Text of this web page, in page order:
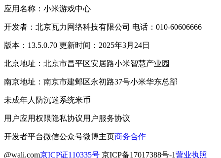
应用名称：小米游戏中心
开发者：北京瓦力网络科技有限公司 电话：010-60606666
版本：13.5.0.70 更新时间：2025年3月24日
北京地址：北京市昌平区安居路小米智慧产业园
南京地址：南京市建邺区永初路37号小米华东总部
未成年人防沉迷系统米币
用户应用权限隐私协议用户服务协议
开发者平台微信公众号微博主页商务合作
@wali.com京ICP证110335号 京ICP备17017388号-1营业执照